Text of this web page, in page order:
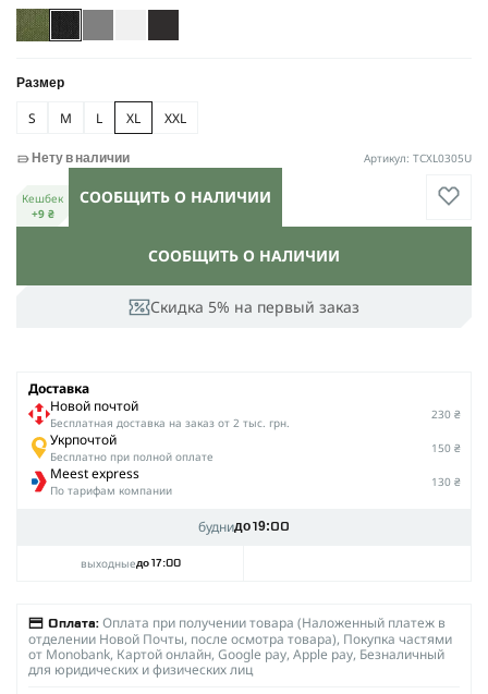
Размер
S M L XL XXL
Скидка 5% на первый заказ
СООБЩИТЬ О НАЛИЧИИ
Нету в наличии Артикул: TCXL0305U
Кешбек
+9 ₴
СООБЩИТЬ О НАЛИЧИИ
Доставка
Новой почтой
Беcплатная доставка на заказ от 2 тыс. грн.
230 ₴
Укрпочтой
Бесплатно при полной оплате
150 ₴
Meest express
По тарифам компании
130 ₴
буднидо 19:00
выходныедо 17:00
Оплата: Оплата при получении товара (Наложенный платеж в
отделении Новой Почты, после осмотра товара), Покупка частями
от Monobank, Картой онлайн, Google pay, Apple pay, Безналичный
для юридических и физических лиц